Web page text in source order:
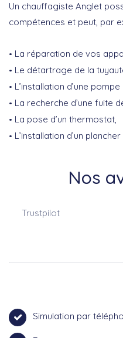
Un chauffagiste Anglet
compétences et peut, par
La réparation de vos
Le détartrage de la
L’installation d’une
La recherche d’une fuite
La pose d’un thermostat,
L’installation d’un
Nos
Trustpilot
Simulation par